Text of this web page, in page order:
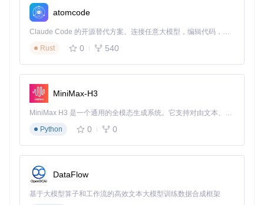
atomcode
Claude Code 的开源替代方案。连接任意大模型，编辑代码，运行命令，自动验证 — 全自动执行。用 Rust 构建，极致性能。 ｜ An open-source alternative to Claude Code. Connect any LLM, edit code, run commands, and verify changes — autonomously. Built in Rust for speed. Get Started
Rust
0 540
MiniMax-H3
MiniMax H3 是一个通用的全模态生成系统。它支持对由文本、图像、视频和音频组成的多模态上下文进行统一理解，并能生成分辨率高达 2K、时长可达 15 秒的带原生立体声音频的视频。得益于面向任务泛化的系统设计，H3 在预训练阶段就已具备广泛的多模态上下文理解与生成能力，能够出色地执行复杂的多模态指令。
Python
0 0
DataFlow
基于大模型算子和工作流的高效文本大模型训练数据合成框架